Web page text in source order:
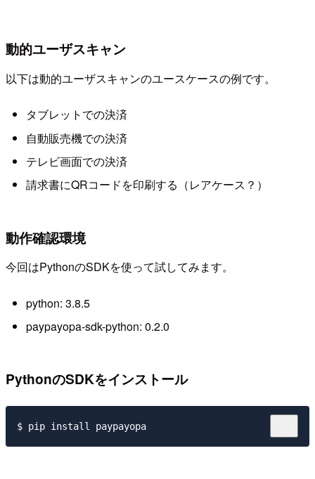
動的ユーザスキャン
以下は動的ユーザスキャンのユースケースの例です。
タブレットでの決済
自動販売機での決済
テレビ画面での決済
請求書にQRコードを印刷する（レアケース？）
動作確認環境
今回はPythonのSDKを使って試してみます。
python: 3.8.5
paypayopa-sdk-python: 0.2.0
PythonのSDKをインストール